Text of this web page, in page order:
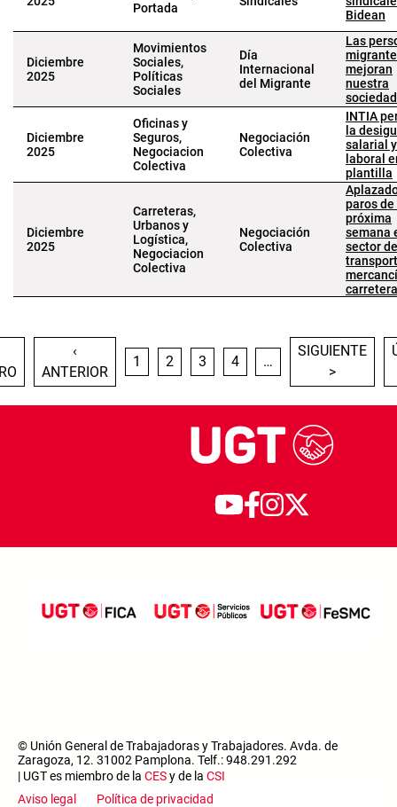
Portada
Bidean
Diciembre
2025
Movimientos
Sociales,
Políticas
Sociales
Día
Internacional
del Migrante
Las
mejoran
nuestra
sociedad
Diciembre
2025
Oficinas y
Seguros,
Negociacion
Colectiva
Negociación
Colectiva
INTIA
la
salarial y
laboral
plantilla
Diciembre
2025
Carreteras,
Urbanos y
Logística,
Negociacion
Colectiva
Negociación
Colectiva
paros de
próxima
semana
sector
carretera
Paginación
PÁGINAPÁGINA ANTERIOR
‹
ANTERIOR
PÁGINA
1 PÁGINA
2 PÁGINA
3 PÁGINA
4 …
SIGUIENTE
SIGUIENTE
>
© Unión General de Trabajadoras y Trabajadores. Avda. de
Zaragoza, 12. 31002 Pamplona. Telf.: 948.291.292
| UGT es miembro de la CESy de la CSI
Aviso legal
Política de privacidad